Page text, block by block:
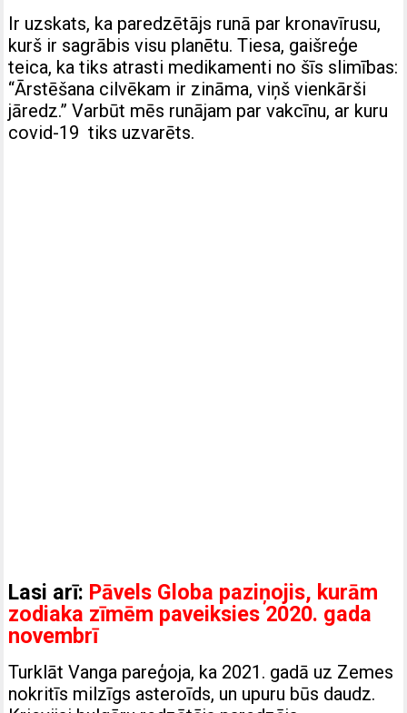
Ir uzskats, ka paredzētājs runā par kronavīrusu,
kurš ir sagrābis visu planētu. Tiesa, gaišreģe
teica, ka tiks atrasti medikamenti no šīs slimības:
“Ārstēšana cilvēkam ir zināma, viņš vienkārši
jāredz.” Varbūt mēs runājam par vakcīnu, ar kuru
covid-19 tiks uzvarēts.
Lasi arī: Pāvels Globa paziņojis, kurām
zodiaka zīmēm paveiksies 2020. gada
novembrī
Turklāt Vanga pareģoja, ka 2021. gadā uz Zemes
nokritīs milzīgs asteroīds, un upuru būs daudz.